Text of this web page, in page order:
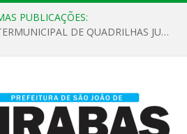
PUBLICAÇÕES:
REGULAMENTO – V INTERMUNICIPAL DE QUADRILHAS JUNINAS 2026